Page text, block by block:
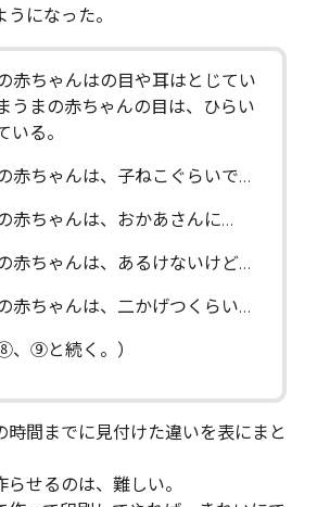
になった。
赤ちゃんはの目や耳はとじてい
うまの赤ちゃんの目は、ひらい
いる。
赤ちゃんは、子ねこぐらいで…
赤ちゃんは、おかあさんに…
赤ちゃんは、あるけないけど…
赤ちゃんは、二かげつくらい…
⑨と続く。）
時間までに見付けた違いを表にまと
らせるのは、難しい。